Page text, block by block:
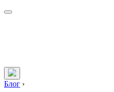
Блог ›